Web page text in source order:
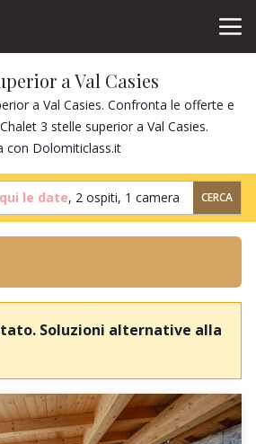
a Val Casies
a Val Casies. Confronta le offerte e
3 stelle superior a Val Casies.
con Dolomiticlass.it
le date, 2 ospiti, 1 camera CERCA
Soluzioni alternative alla